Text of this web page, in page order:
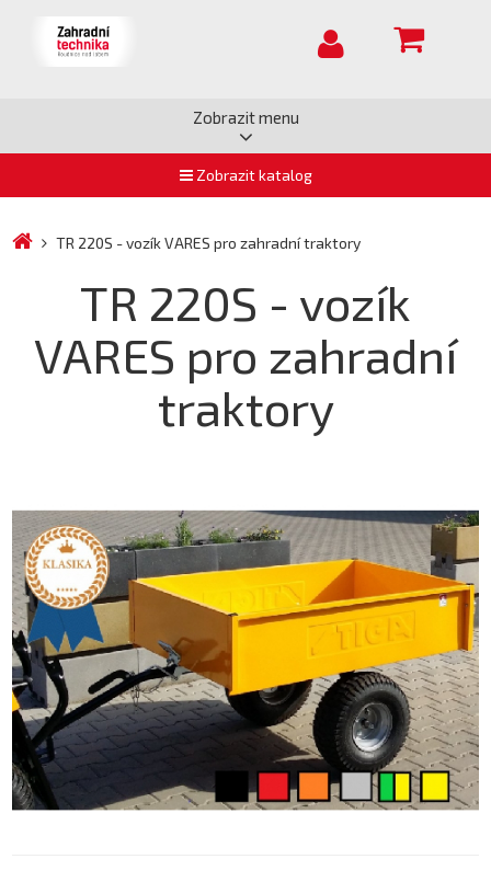
Zobrazit menu
Zobrazit katalog
TR 220S - vozík VARES pro zahradní traktory
TR 220S - vozík
VARES pro zahradní
traktory